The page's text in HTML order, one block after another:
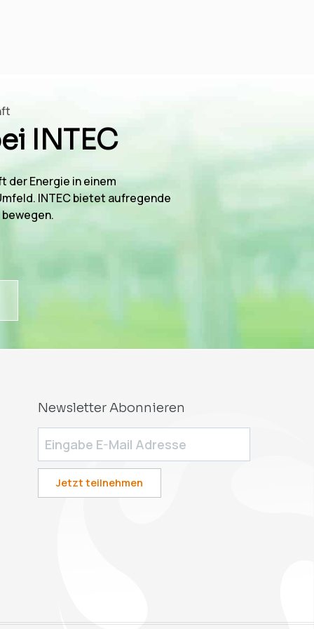
INTEC
der Energie in einem
INTEC bietet aufregende
Newsletter Abonnieren